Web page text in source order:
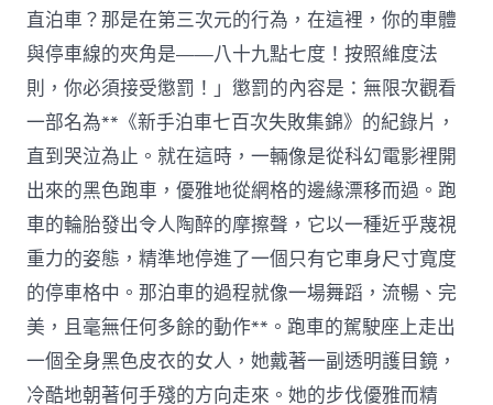
直泊車？那是在第三次元的行為，在這裡，你的車體
與停車線的夾角是——八十九點七度！按照維度法
則，你必須接受懲罰！」懲罰的內容是：無限次觀看
一部名為**《新手泊車七百次失敗集錦》的紀錄片，
直到哭泣為止。就在這時，一輛像是從科幻電影裡開
出來的黑色跑車，優雅地從網格的邊緣漂移而過。跑
車的輪胎發出令人陶醉的摩擦聲，它以一種近乎蔑視
重力的姿態，精準地停進了一個只有它車身尺寸寬度
的停車格中。那泊車的過程就像一場舞蹈，流暢、完
美，且毫無任何多餘的動作**。跑車的駕駛座上走出
一個全身黑色皮衣的女人，她戴著一副透明護目鏡，
冷酷地朝著何手殘的方向走來。她的步伐優雅而精